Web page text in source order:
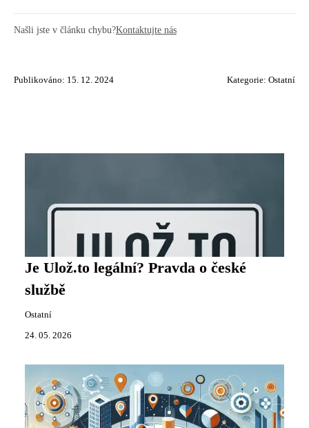
Našli jste v článku chybu?Kontaktujte nás
Publikováno: 15. 12. 2024 Kategorie: Ostatní
Je Ulož.to legální? Pravda o české
službě
Ostatní
24. 05. 2026